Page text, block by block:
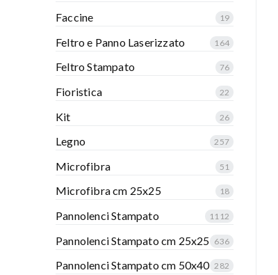
Faccine 19
Feltro e Panno Laserizzato 164
Feltro Stampato 76
Fioristica 22
Kit 26
Legno 257
Microfibra 51
Microfibra cm 25x25 18
Pannolenci Stampato 1112
Pannolenci Stampato cm 25x25 636
Pannolenci Stampato cm 50x40 282